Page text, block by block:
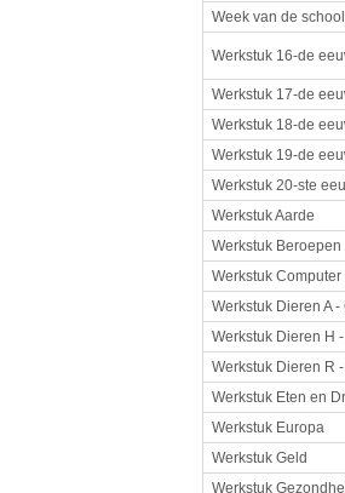
Week van de
Werkstuk 16-de
Werkstuk 17-de
Werkstuk 18-de
Werkstuk 19-de
Werkstuk 20-ste
Werkstuk Aarde
Werkstuk Beroepen
Werkstuk
Werkstuk Dieren A -
Werkstuk Dieren H
Werkstuk Dieren R
Werkstuk Eten en
Werkstuk Europa
Werkstuk Geld
Werkstuk